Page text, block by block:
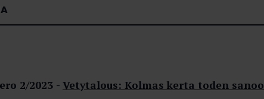
2/2023 Vetytalous: Kolmas kerta toden sanoo